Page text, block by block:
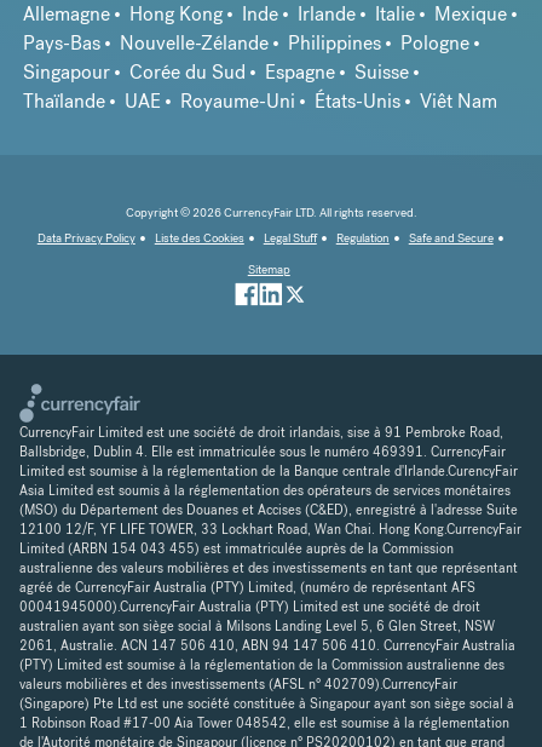
Allemagne
Hong Kong Inde Irlande Italie
Mexique
Pays-Bas
Nouvelle-Zélande Philippines
Pologne
Singapour
Corée du Sud Espagne
Suisse
Thaïlande
UAE Royaume-Uni États-Unis Viêt Nam
Copyright © 2026 CurrencyFair LTD. All rights reserved.
Data Privacy Policy
Liste des Cookies Legal Stuff Regulation
Safe and Secure
Sitemap
CurrencyFair Limited est une société de droit irlandais, sise à 91 Pembroke Road,
Ballsbridge, Dublin 4. Elle est immatriculée sous le numéro 469391. CurrencyFair
Limited est soumise à la réglementation de la Banque centrale d'Irlande.CurencyFair
Asia Limited est soumis à la réglementation des opérateurs de services monétaires
(MSO) du Département des Douanes et Accises (C&ED), enregistré à l'adresse Suite
12100 12/F, YF LIFE TOWER, 33 Lockhart Road, Wan Chai. Hong Kong.CurrencyFair
Limited (ARBN 154 043 455) est immatriculée auprès de la Commission
australienne des valeurs mobilières et des investissements en tant que représentant
agréé de CurrencyFair Australia (PTY) Limited, (numéro de représentant AFS
00041945000).CurrencyFair Australia (PTY) Limited est une société de droit
australien ayant son siège social à Milsons Landing Level 5, 6 Glen Street, NSW
2061, Australie. ACN 147 506 410, ABN 94 147 506 410. CurrencyFair Australia
(PTY) Limited est soumise à la réglementation de la Commission australienne des
valeurs mobilières et des investissements (AFSL n° 402709).CurrencyFair
(Singapore) Pte Ltd est une société constituée à Singapour ayant son siège social à
1 Robinson Road #17-00 Aia Tower 048542, elle est soumise à la réglementation
de l'Autorité monétaire de Singapour (licence n° PS20200102) en tant que grand